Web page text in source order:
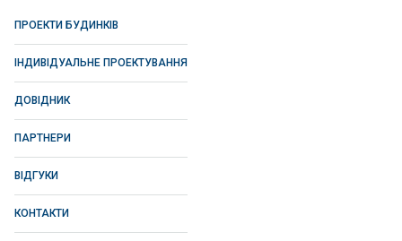
ПРОЕКТИ БУДИНКІВ
ІНДИВІДУАЛЬНЕ ПРОЕКТУВАННЯ
ДОВІДНИК
ПАРТНЕРИ
ВІДГУКИ
КОНТАКТИ